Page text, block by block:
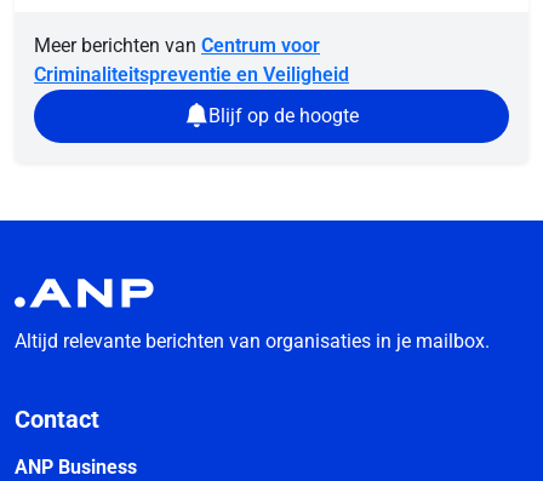
Meer berichten van Centrum voor
Criminaliteitspreventie en Veiligheid
Blijf op de hoogte
Altijd relevante berichten van organisaties in je mailbox.
Contact
ANP Business